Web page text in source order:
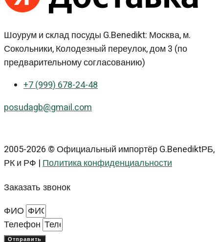
Шоурум и склад посуды G.Benedikt: Москва, м.
Сокольники, Колодезный переулок, дом 3 (по
предварительному согласованию)
+7 (999) 678-24-48
posudagb@gmail.com
2005-2026 © Официальный импортёр G.BenediktРБ,
РК и РФ |Политика конфиденциальности
Заказать звонок
ФИО
Телефон
Отправить